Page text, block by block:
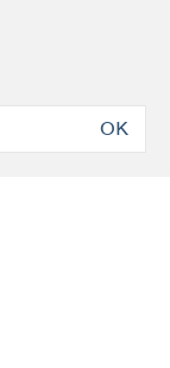
OK